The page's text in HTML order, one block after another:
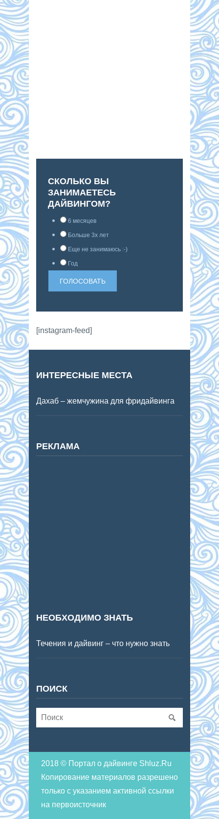
СКОЛЬКО ВЫ
ЗАНИМАЕТЕСЬ
ДАЙВИНГОМ?
6 месяцев
Больше 3х лет
Еще не занимаюсь :-)
Год
[instagram-feed]
ИНТЕРЕСНЫЕ МЕСТА
Дахаб – жемчужина для фридайвинга
РЕКЛАМА
НЕОБХОДИМО ЗНАТЬ
Течения и дайвинг – что нужно знать
ПОИСК
2018 © Портал о дайвинге Shluz.Ru
Копирование материалов разрешено
только с указанием активной ссылки
на первоисточник